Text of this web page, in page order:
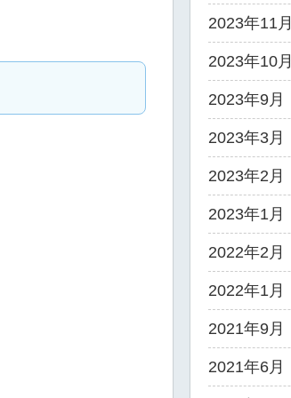
2023年11月
2023年10月
2023年9月
2023年3月
2023年2月
2023年1月
2022年2月
2022年1月
2021年9月
2021年6月